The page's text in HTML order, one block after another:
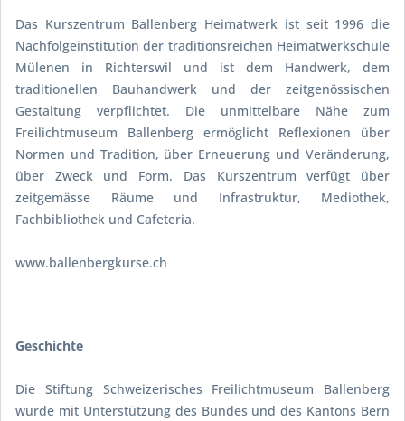
Das Kurszentrum Ballenberg Heimatwerk ist seit 1996 die
Nachfolgeinstitution der traditionsreichen Heimatwerkschule
Mülenen in Richterswil und ist dem Handwerk, dem
traditionellen Bauhandwerk und der zeitgenössischen
Gestaltung verpflichtet. Die unmittelbare Nähe zum
Freilichtmuseum Ballenberg ermöglicht Reflexionen über
Normen und Tradition, über Erneuerung und Veränderung,
über Zweck und Form. Das Kurszentrum verfügt über
zeitgemässe Räume und Infrastruktur, Mediothek,
Fachbibliothek und Cafeteria.
www.ballenbergkurse.ch
Geschichte
Die Stiftung Schweizerisches Freilichtmuseum Ballenberg
wurde mit Unterstützung des Bundes und des Kantons Bern